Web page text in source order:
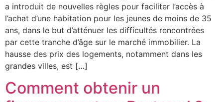
a introduit de nouvelles règles pour faciliter l’accès à
l’achat d’une habitation pour les jeunes de moins de 35
ans, dans le but d’atténuer les difficultés rencontrées
par cette tranche d’âge sur le marché immobilier. La
hausse des prix des logements, notamment dans les
grandes villes, est […]
Comment obtenir un